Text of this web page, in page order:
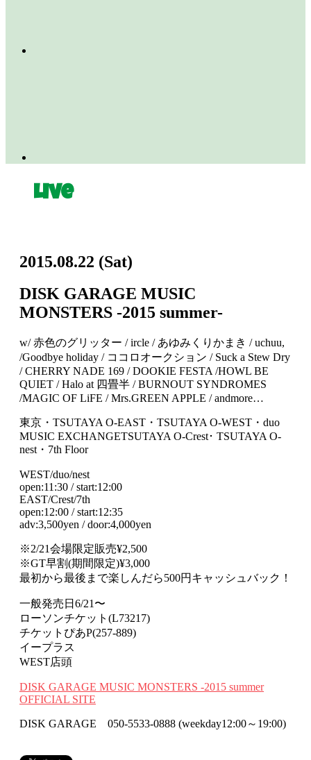
Live
2015.08.22 (Sat)
DISK GARAGE MUSIC
MONSTERS -2015 summer-
w/ 赤色のグリッター / ircle / あゆみくりかまき / uchuu,
/Goodbye holiday / ココロオークション / Suck a Stew Dry
/ CHERRY NADE 169 / DOOKIE FESTA /HOWL BE
QUIET / Halo at 四畳半 / BURNOUT SYNDROMES
/MAGIC OF LiFE / Mrs.GREEN APPLE / andmore…
東京・TSUTAYA O-EAST・TSUTAYA O-WEST・duo
MUSIC EXCHANGETSUTAYA O-Crest･ TSUTAYA O-
nest・7th Floor
WEST/duo/nest
open:11:30 / start:12:00
EAST/Crest/7th
open:12:00 / start:12:35
adv:3,500yen / door:4,000yen
※2/21会場限定販売¥2,500
※GT早割(期間限定)¥3,000
最初から最後まで楽しんだら500円キャッシュバック！
一般発売日6/21〜
ローソンチケット(L73217)
チケットぴあP(257-889)
イープラス
WEST店頭
DISK GARAGE MUSIC MONSTERS -2015 summer
OFFICIAL SITE
DISK GARAGE 050-5533-0888 (weekday12:00～19:00)